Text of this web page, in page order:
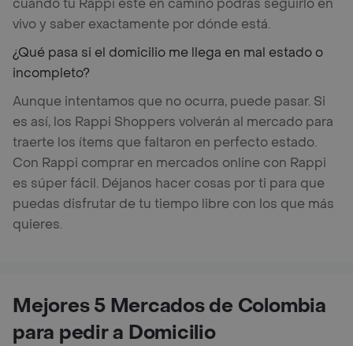
cuando tu Rappi esté en camino podrás seguirlo en
vivo y saber exactamente por dónde está.
¿Qué pasa si el domicilio me llega en mal estado o
incompleto?
Aunque intentamos que no ocurra, puede pasar. Si
es así, los Rappi Shoppers volverán al mercado para
traerte los ítems que faltaron en perfecto estado.
Con Rappi comprar en mercados online con Rappi
es súper fácil. Déjanos hacer cosas por ti para que
puedas disfrutar de tu tiempo libre con los que más
quieres.
Mejores 5 Mercados de Colombia
para pedir a Domicilio